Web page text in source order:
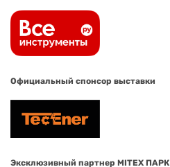
Официальный спонсор выставки
Эксклюзивный партнер MITEX ПАРК